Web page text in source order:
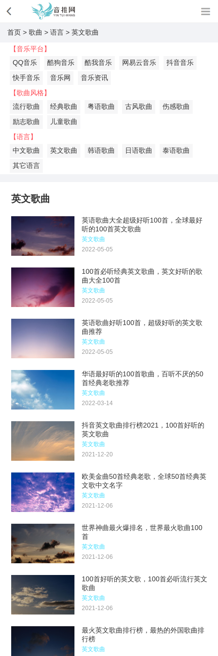
首页 > 歌曲 > 语言 > 英文歌曲
【音乐平台】
QQ音乐
酷狗音乐 酷我音乐 网易云音乐
抖音音乐
快手音乐
音乐网
音乐资讯
【歌曲风格】
流行歌曲
经典歌曲 粤语歌曲 古风歌曲
伤感歌曲
励志歌曲
儿童歌曲
【语言】
中文歌曲
英文歌曲 韩语歌曲 日语歌曲
泰语歌曲
其它语言
英文歌曲
英语歌曲大全超级好听100首，全球最好
听的100首英文歌曲
英文歌曲
2022-05-05
100首必听经典英文歌曲，英文好听的歌
曲大全100首
英文歌曲
2022-05-05
英语歌曲好听100首，超级好听的英文歌
曲推荐
英文歌曲
2022-05-05
华语最好听的100首歌曲，百听不厌的50
首经典老歌推荐
英文歌曲
2022-03-14
抖音英文歌曲排行榜2021，100首好听的
英文歌曲
英文歌曲
2021-12-20
欧美金曲50首经典老歌，全球50首经典英
文歌中文名字
英文歌曲
2021-12-06
世界神曲最火爆排名，世界最火歌曲100
首
英文歌曲
2021-12-06
100首好听的英文歌，100首必听流行英文
歌曲
英文歌曲
2021-12-06
最火英文歌曲排行榜，最热的外国歌曲排
行榜
英文歌曲